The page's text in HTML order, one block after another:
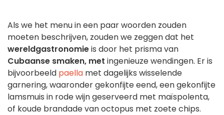
Als we het menu in een paar woorden zouden
moeten beschrijven, zouden we zeggen dat het
wereldgastronomieis door het prisma van
Cubaanse smaken, met ingenieuze wendingen. Er is
bijvoorbeeld paella met dagelijks wisselende
garnering, waaronder gekonfijte eend, een gekonfijte
lamsmuis in rode wijn geserveerd met maïspolenta,
of koude brandade van octopus met zoete chips.